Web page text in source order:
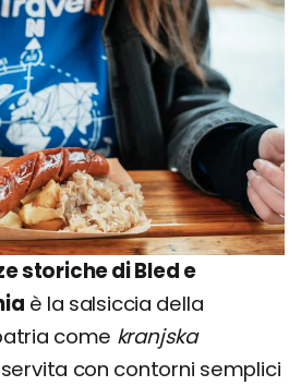
storiche di Bled e
è la salsiccia della
come kranjska
con contorni semplici